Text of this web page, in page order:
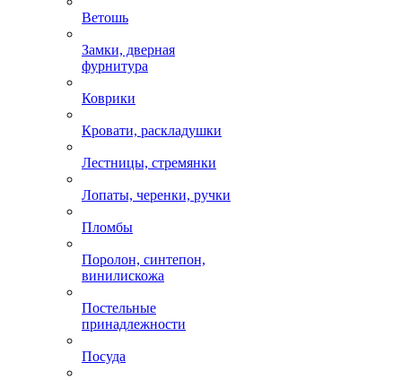
Ветошь
Замки, дверная
фурнитура
Коврики
Кровати, раскладушки
Лестницы, стремянки
Лопаты, черенки, ручки
Пломбы
Поролон, синтепон,
винилискожа
Постельные
принадлежности
Посуда